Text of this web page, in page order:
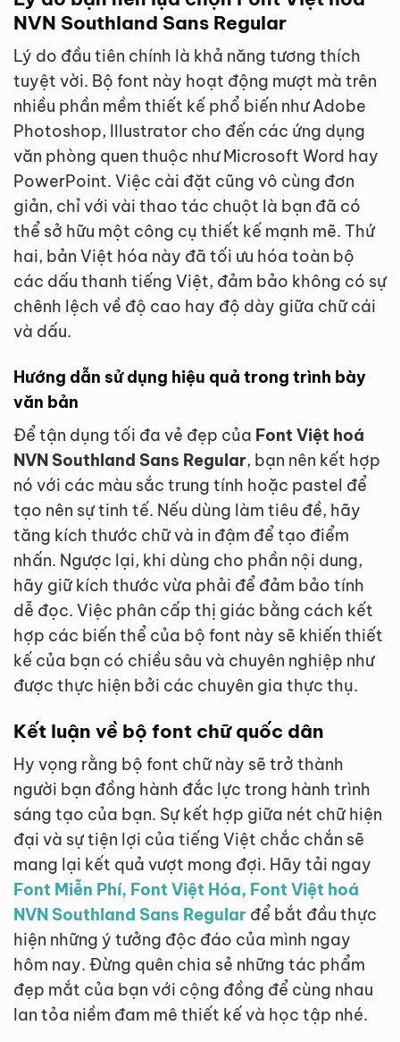
NVN Southland Sans Regular
Lý do đầu tiên chính là khả năng tương thích
tuyệt vời. Bộ font này hoạt động mượt mà trên
nhiều phần mềm thiết kế phổ biến như Adobe
Photoshop, Illustrator cho đến các ứng dụng
văn phòng quen thuộc như Microsoft Word hay
PowerPoint. Việc cài đặt cũng vô cùng đơn
giản, chỉ với vài thao tác chuột là bạn đã có
thể sở hữu một công cụ thiết kế mạnh mẽ. Thứ
hai, bản Việt hóa này đã tối ưu hóa toàn bộ
các dấu thanh tiếng Việt, đảm bảo không có sự
chênh lệch về độ cao hay độ dày giữa chữ cái
và dấu.
Hướng dẫn sử dụng hiệu quả trong trình bày
văn bản
Để tận dụng tối đa vẻ đẹp của Font Việt hoá
NVN Southland Sans Regular, bạn nên kết hợp
nó với các màu sắc trung tính hoặc pastel để
tạo nên sự tinh tế. Nếu dùng làm tiêu đề, hãy
tăng kích thước chữ và in đậm để tạo điểm
nhấn. Ngược lại, khi dùng cho phần nội dung,
hãy giữ kích thước vừa phải để đảm bảo tính
dễ đọc. Việc phân cấp thị giác bằng cách kết
hợp các biến thể của bộ font này sẽ khiến thiết
kế của bạn có chiều sâu và chuyên nghiệp như
được thực hiện bởi các chuyên gia thực thụ.
Kết luận về bộ font chữ quốc dân
Hy vọng rằng bộ font chữ này sẽ trở thành
người bạn đồng hành đắc lực trong hành trình
sáng tạo của bạn. Sự kết hợp giữa nét chữ hiện
đại và sự tiện lợi của tiếng Việt chắc chắn sẽ
mang lại kết quả vượt mong đợi. Hãy tải ngay
Font Miễn Phí, Font Việt Hóa, Font Việt hoá
NVN Southland Sans Regular để bắt đầu thực
hiện những ý tưởng độc đáo của mình ngay
hôm nay. Đừng quên chia sẻ những tác phẩm
đẹp mắt của bạn với cộng đồng để cùng nhau
lan tỏa niềm đam mê thiết kế và học tập nhé.